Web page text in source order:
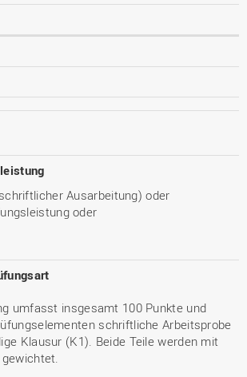
Ausarbeitung) oder
oder
umfasst insgesamt 100 Punkte und
schriftliche Arbeitsprobe
Klausur (K1). Beide Teile werden mit